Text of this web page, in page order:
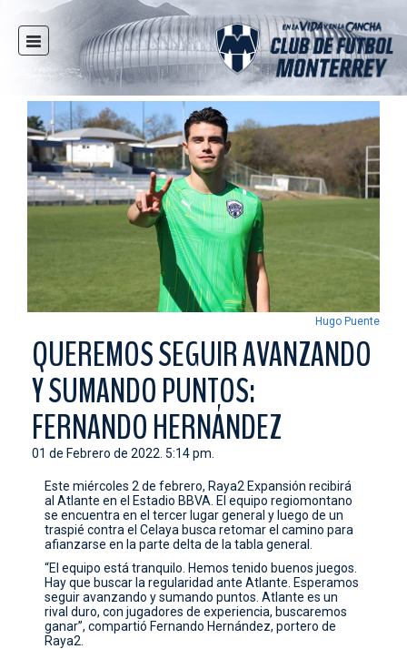
INICIO
NOTICIAS
CLUB
MULTIMEDIA
RAYADOS
RAYADAS
RESPONSABILIDAD SOCIAL
TAQUILLA
TIENDA
ESTADIO
PRENSA
CONTACTO
Hugo Puente
QUEREMOS SEGUIR AVANZANDO
Y SUMANDO PUNTOS:
FERNANDO HERNÁNDEZ
01 de Febrero de 2022. 5:14 pm.
Este miércoles 2 de febrero, Raya2 Expansión recibirá
al Atlante en el Estadio BBVA. El equipo regiomontano
se encuentra en el tercer lugar general y luego de un
traspié contra el Celaya busca retomar el camino para
afianzarse en la parte delta de la tabla general.
“El equipo está tranquilo. Hemos tenido buenos juegos.
Hay que buscar la regularidad ante Atlante. Esperamos
seguir avanzando y sumando puntos. Atlante es un
rival duro, con jugadores de experiencia, buscaremos
ganar”, compartió Fernando Hernández, portero de
Raya2.